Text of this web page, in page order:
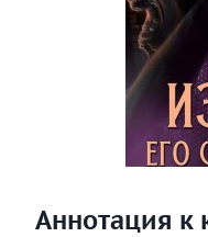
Аннотация к